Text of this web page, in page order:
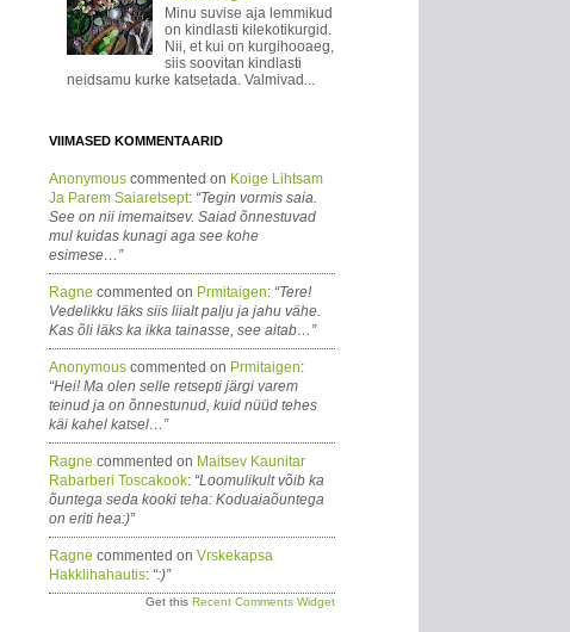
Minu suvise aja lemmikud
on kindlasti kilekotikurgid.
Nii, et kui on kurgihooaeg,
siis soovitan kindlasti
neidsamu kurke katsetada. Valmivad...
VIIMASED KOMMENTAARID
Anonymous commented on Koige Lihtsam
Ja Parem Saiaretsept: “Tegin vormis saia.
See on nii imemaitsev. Saiad õnnestuvad
mul kuidas kunagi aga see kohe
esimese…”
Ragne commented on Prmitaigen: “Tere!
Vedelikku läks siis liialt palju ja jahu vähe.
Kas õli läks ka ikka tainasse, see aitab…”
Anonymous commented on Prmitaigen:
“Hei! Ma olen selle retsepti järgi varem
teinud ja on õnnestunud, kuid nüüd tehes
käi kahel katsel…”
Ragne commented on Maitsev Kaunitar
Rabarberi Toscakook: “Loomulikult võib ka
õuntega seda kooki teha: Koduaiaõuntega
on eriti hea:)”
Ragne commented on Vrskekapsa
Hakklihahautis: “:)”
Get this Recent Comments Widget